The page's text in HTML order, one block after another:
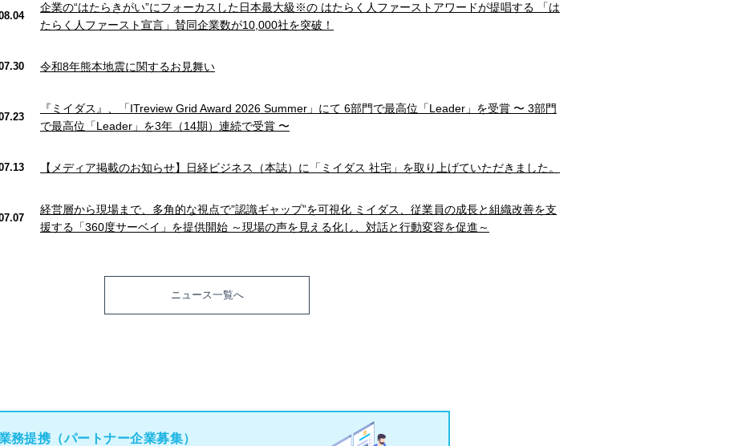
企業の“はたらきがい”にフォーカスした日本最大級※の はたらく人ファーストアワードが提唱する 「は
たらく人ファースト宣言」賛同企業数が10,000社を突破！
令和8年熊本地震に関するお見舞い
『ミイダス』、「ITreview Grid Award 2026 Summer」にて 6部門で最高位「Leader」を受賞 〜 3部門
で最高位「Leader」を3年（14期）連続で受賞 〜
【メディア掲載のお知らせ】日経ビジネス（本誌）に「ミイダス 社宅」を取り上げていただきました。
経営層から現場まで、多角的な視点で”認識ギャップ”を可視化 ミイダス、従業員の成長と組織改善を支
援する「360度サーベイ」を提供開始 ～現場の声を見える化し、対話と行動変容を促進～
ニュース一覧へ
務提携（パートナー企業募集）